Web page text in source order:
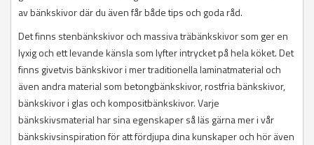
av bänkskivor där du även får både tips och goda råd.
Det finns stenbänkskivor och massiva träbänkskivor som ger en
lyxig och ett levande känsla som lyfter intrycket på hela köket. Det
finns givetvis bänkskivor i mer traditionella laminatmaterial och
även andra material som betongbänkskivor, rostfria bänkskivor,
bänkskivor i glas och kompositbänkskivor. Varje
bänkskivsmaterial har sina egenskaper så läs gärna mer i vår
bänkskivsinspiration för att fördjupa dina kunskaper och hör även